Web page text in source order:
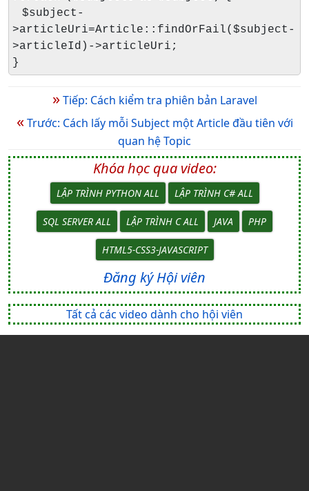
$subject-
>articleUri=Article::findOrFail($subject-
>articleId)->articleUri;
}
»Tiếp: Cách kiểm tra phiên bản Laravel
«Trước: Cách lấy mỗi Subject một Article đầu tiên với
quan hệ Topic
Khóa học qua video:
LẬP TRÌNH PYTHON ALL LẬP TRÌNH C# ALL
SQL SERVER ALL LẬP TRÌNH C ALL JAVA PHP
HTML5-CSS3-JAVASCRIPT
Đăng ký Hội viên
Tất cả các video dành cho hội viên